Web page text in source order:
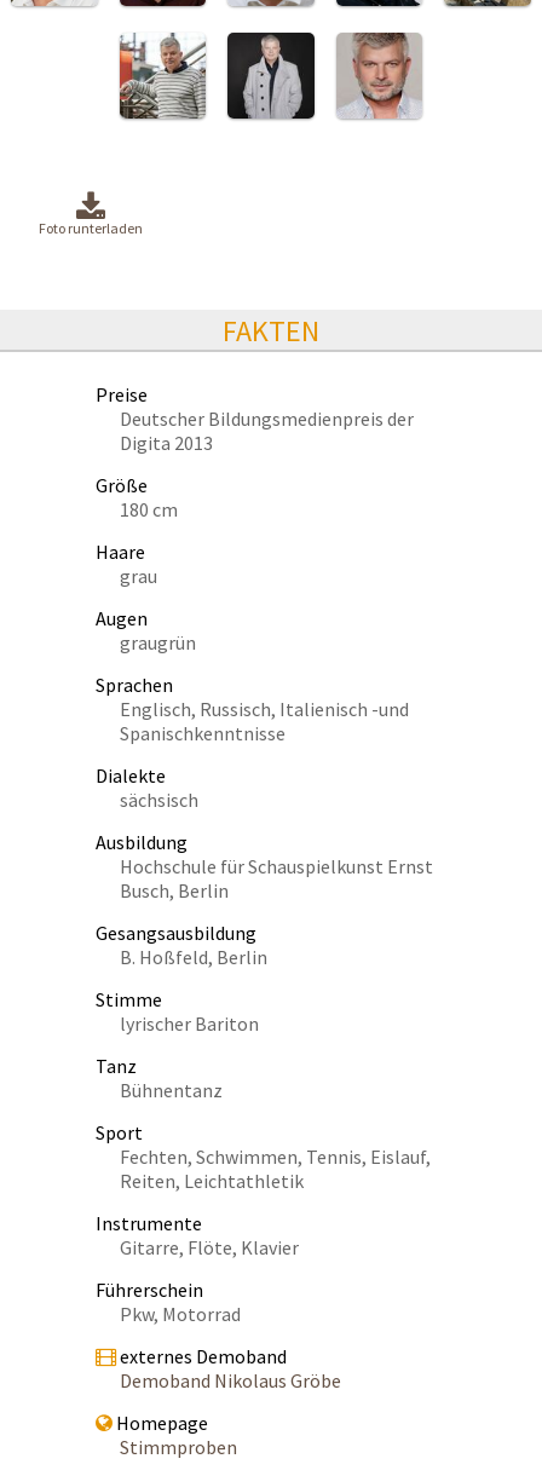
Foto runterladen
FAKTEN
Preise
Deutscher Bildungsmedienpreis der
Digita 2013
Größe
180 cm
Haare
grau
Augen
graugrün
Sprachen
Englisch, Russisch, Italienisch -und
Spanischkenntnisse
Dialekte
sächsisch
Ausbildung
Hochschule für Schauspielkunst Ernst
Busch, Berlin
Gesangsausbildung
B. Hoßfeld, Berlin
Stimme
lyrischer Bariton
Tanz
Bühnentanz
Sport
Fechten, Schwimmen, Tennis, Eislauf,
Reiten, Leichtathletik
Instrumente
Gitarre, Flöte, Klavier
Führerschein
Pkw, Motorrad
externes Demoband
Demoband Nikolaus Gröbe
Homepage
Stimmproben